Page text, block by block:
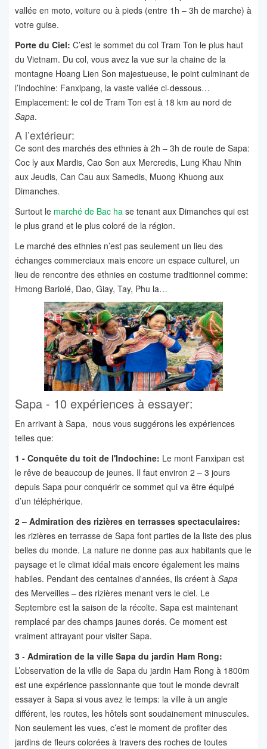
vallée en moto, voiture ou à pieds (entre 1h – 3h de marche) à
votre guise.
Porte du Ciel: C’est le sommet du col Tram Ton le plus haut
du Vietnam. Du col, vous avez la vue sur la chaine de la
montagne Hoang Lien Son majestueuse, le point culminant de
l’Indochine: Fanxipang, la vaste vallée ci-dessous…
Emplacement: le col de Tram Ton est à 18 km au nord de
Sapa.
A l’extérieur:
Ce sont des marchés des ethnies à 2h – 3h de route de Sapa:
Coc ly aux Mardis, Cao Son aux Mercredis, Lung Khau Nhin
aux Jeudis, Can Cau aux Samedis, Muong Khuong aux
Dimanches.
Surtout le marché de Bac ha se tenant aux Dimanches qui est
le plus grand et le plus coloré de la région.
Le marché des ethnies n’est pas seulement un lieu des
échanges commerciaux mais encore un espace culturel, un
lieu de rencontre des ethnies en costume traditionnel comme:
Hmong Bariolé, Dao, Giay, Tay, Phu la…
Sapa - 10 expériences à essayer:
En arrivant à Sapa, nous vous suggérons les expériences
telles que:
1 - Conquête du toit de l'Indochine: Le mont Fanxipan est
le rêve de beaucoup de jeunes. Il faut environ 2 – 3 jours
depuis Sapa pour conquérir ce sommet qui va être équipé
d’un téléphérique.
2 – Admiration des rizières en terrasses spectaculaires:
les rizières en terrasse de Sapa font parties de la liste des plus
belles du monde. La nature ne donne pas aux habitants que le
paysage et le climat idéal mais encore également les mains
habiles. Pendant des centaines d'années, ils créent à Sapa
des Merveilles – des rizières menant vers le ciel. Le
Septembre est la saison de la récolte. Sapa est maintenant
remplacé par des champs jaunes dorés. Ce moment est
vraiment attrayant pour visiter Sapa.
3 - Admiration de la ville Sapa du jardin Ham Rong:
L’observation de la ville de Sapa du jardin Ham Rong à 1800m
est une expérience passionnante que tout le monde devrait
essayer à Sapa si vous avez le temps: la ville à un angle
différent, les routes, les hôtels sont soudainement minuscules.
Non seulement les vues, c’est le moment de profiter des
jardins de fleurs colorées à travers des roches de toutes